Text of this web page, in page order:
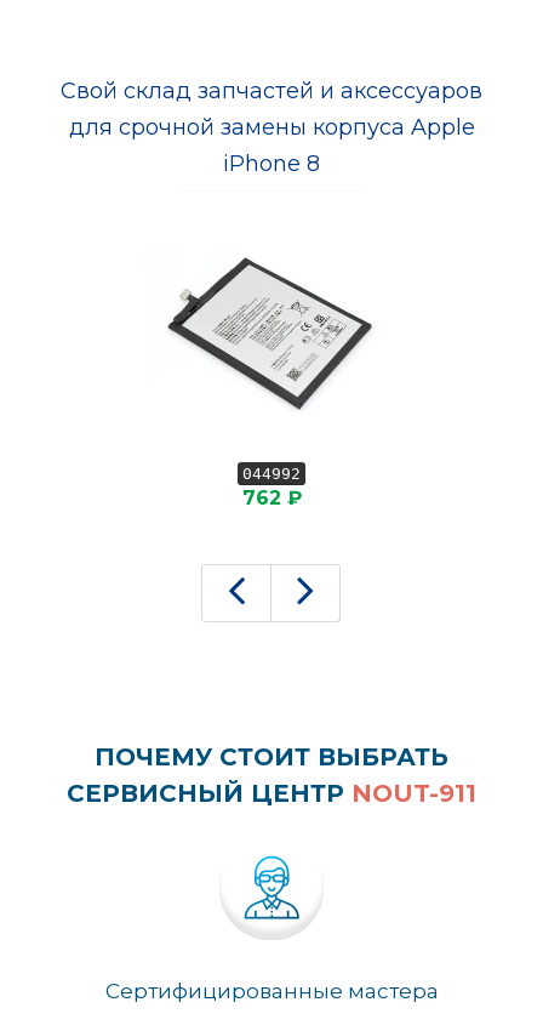
Свой склад запчастей и аксессуаров
для срочной замены корпуса Apple
iPhone 8
044992
762 ₽
ПОЧЕМУ СТОИТ ВЫБРАТЬ
СЕРВИСНЫЙ ЦЕНТР NOUT-911
Сертифицированные мастера